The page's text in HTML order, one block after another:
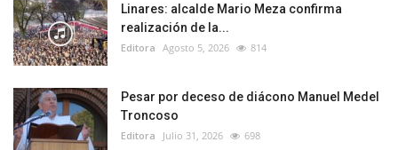
Linares: alcalde Mario Meza confirma
realización de la...
Editora Agosto 5, 2026 814
Pesar por deceso de diácono Manuel Medel
Troncoso
Editora Julio 31, 2026 698